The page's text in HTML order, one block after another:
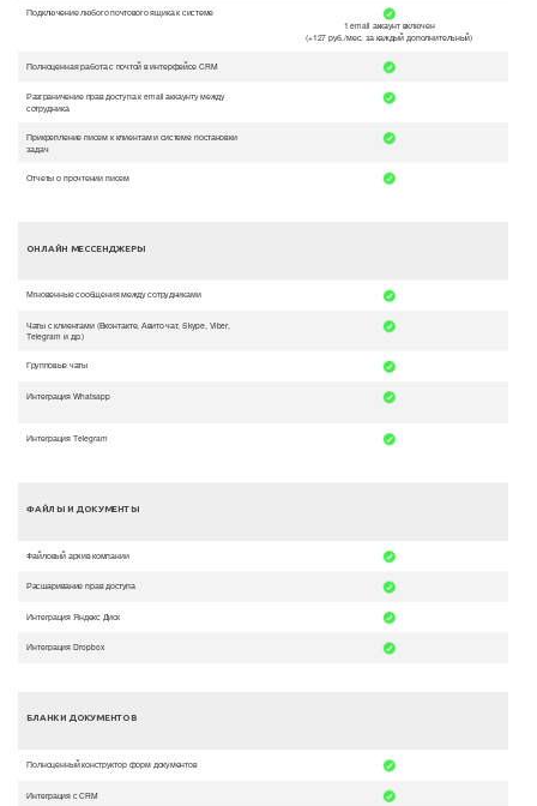
Подключение любого почтового ящика к системе
1 email аккаунт включен
(+127 руб./мес. за каждый дополнительный)
Полноценная работа с почтой в интерфейсе CRM
Разграничение прав доступа к email аккаунту между
сотрудника
Прикрепление писем к клиентам и системе постановки
задач
Отчеты о прочтении писем
ОНЛАЙН МЕССЕНДЖЕРЫ
Мгновенные сообщения между сотрудниками
Чаты с клиентами (Вконтакте, Авито чат, Skype, Viber,
Telegram и др.)
Групповые чаты
Интеграция Whatsapp
Интеграция Telegram
ФАЙЛЫ И ДОКУМЕНТЫ
Файловый архив компании
Расшаривание прав доступа
Интеграция Яндекс Диск
Интеграция Dropbox
БЛАНКИ ДОКУМЕНТОВ
Полноценный конструктор форм документов
Интеграция с CRM